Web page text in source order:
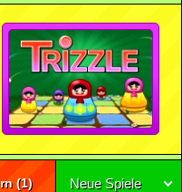
(1) Neue Spiele